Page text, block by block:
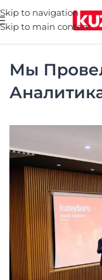
Skip to navigation
Skip to main content
Мы